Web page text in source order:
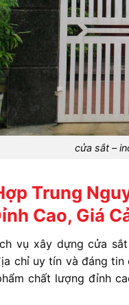
cửa sắt –
Trung
Cao, Giá
vụ xây dựng cửa
chỉ uy tín và đáng
chất lượng đỉnh